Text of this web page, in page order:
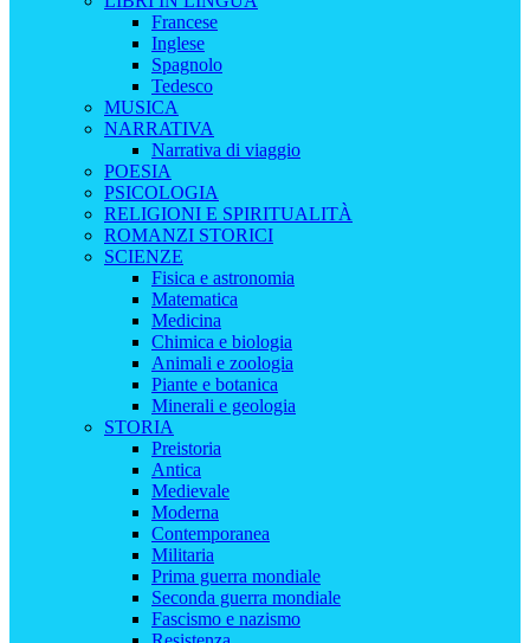
Francese
Inglese
Spagnolo
Tedesco
MUSICA
NARRATIVA
Narrativa di viaggio
POESIA
PSICOLOGIA
RELIGIONI E SPIRITUALITÀ
ROMANZI STORICI
SCIENZE
Fisica e astronomia
Matematica
Medicina
Chimica e biologia
Animali e zoologia
Piante e botanica
Minerali e geologia
STORIA
Preistoria
Antica
Medievale
Moderna
Contemporanea
Militaria
Prima guerra mondiale
Seconda guerra mondiale
Fascismo e nazismo